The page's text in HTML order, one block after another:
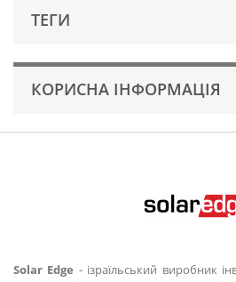
ТЕГИ
КОРИСНА ІНФОРМАЦІЯ
Solar Edge - ізраїльський виробник